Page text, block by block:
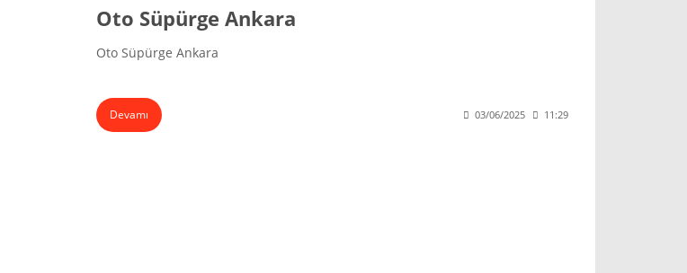
Oto Süpürge Ankara
Oto Süpürge Ankara
Devamı 03/06/2025 11:29